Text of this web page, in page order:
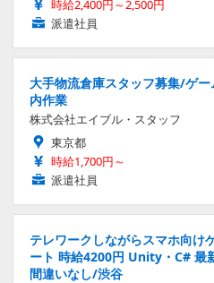
時給2,400円～2,500円
派遣社員
大手物流倉庫スタッフ募集/ゲ
内作業
株式会社エイブル・スタッフ
東京都
時給1,700円～
派遣社員
テレワークしながらスマホ向け
ート 時給4200円 Unity・C# 最
間違いなし/渋谷